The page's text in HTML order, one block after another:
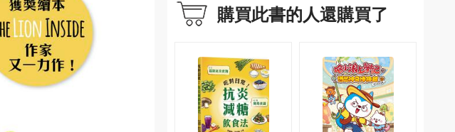
購買此書的人還購買了